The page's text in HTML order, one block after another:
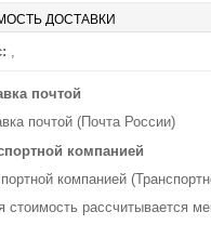
ДОСТАВКИ
,
почтой
почтой (Почта России)
компанией
компанией
стоимость рассчитывается